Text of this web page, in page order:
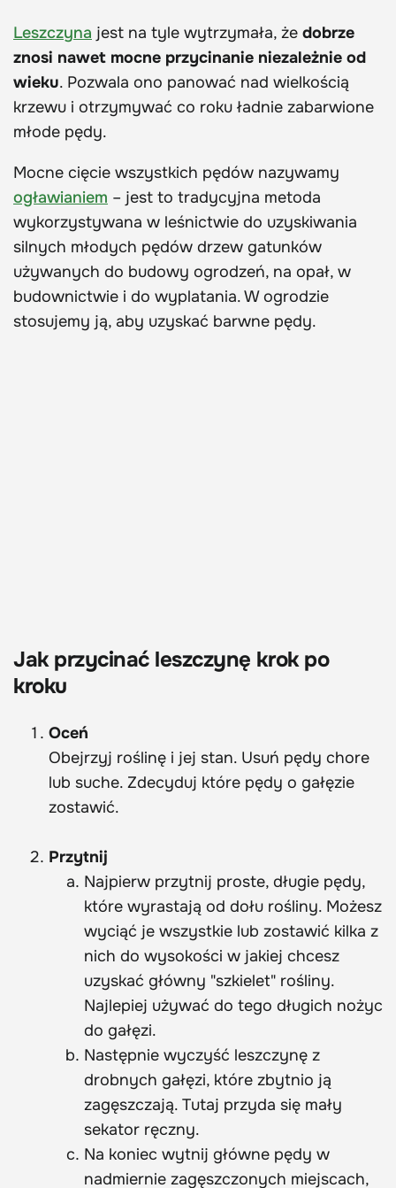
Leszczyna jest na tyle wytrzymała, że dobrze
znosi nawet mocne przycinanie niezależnie od
wieku. Pozwala ono panować nad wielkością
krzewu i otrzymywać co roku ładnie zabarwione
młode pędy.
Mocne cięcie wszystkich pędów nazywamy
ogławianiem – jest to tradycyjna metoda
wykorzystywana w leśnictwie do uzyskiwania
silnych młodych pędów drzew gatunków
używanych do budowy ogrodzeń, na opał, w
budownictwie i do wyplatania. W ogrodzie
stosujemy ją, aby uzyskać barwne pędy.
Jak przycinać leszczynę krok po
kroku
Oceń
Obejrzyj roślinę i jej stan. Usuń pędy chore
lub suche. Zdecyduj które pędy o gałęzie
zostawić.
Przytnij
Najpierw przytnij proste, długie pędy,
które wyrastają od dołu rośliny. Możesz
wyciąć je wszystkie lub zostawić kilka z
nich do wysokości w jakiej chcesz
uzyskać główny "szkielet" rośliny.
Najlepiej używać do tego długich nożyc
do gałęzi.
Następnie wyczyść leszczynę z
drobnych gałęzi, które zbytnio ją
zagęszczają. Tutaj przyda się mały
sekator ręczny.
Na koniec wytnij główne pędy w
nadmiernie zagęszczonych miejscach,